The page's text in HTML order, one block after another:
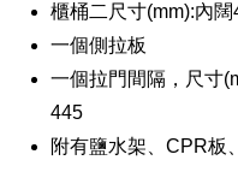
櫃桶二尺寸(mm):內
一個側拉板
一個拉門間隔，尺寸
445
附有鹽水架、CPR板